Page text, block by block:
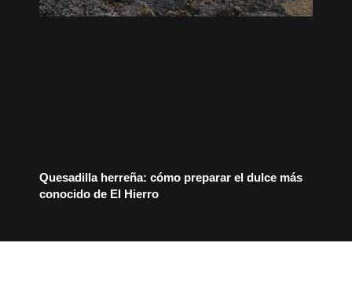
Quesadilla herreña: cómo preparar el dulce más
conocido de El Hierro